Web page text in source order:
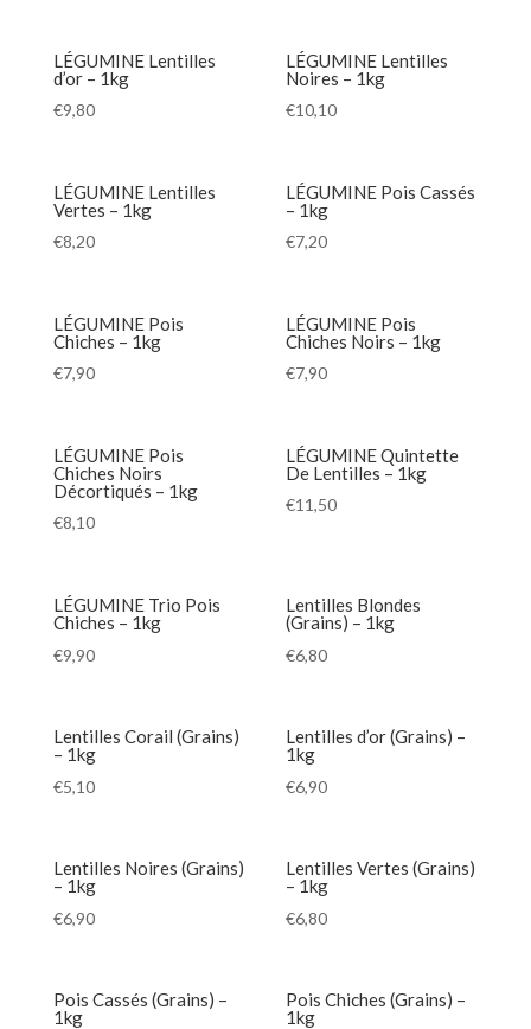
LÉGUMINE Lentilles
d’or – 1kg
€9,80
LÉGUMINE Lentilles
Noires – 1kg
€10,10
LÉGUMINE Lentilles
Vertes – 1kg
€8,20
LÉGUMINE Pois Cassés
– 1kg
€7,20
LÉGUMINE Pois
Chiches – 1kg
€7,90
LÉGUMINE Pois
Chiches Noirs – 1kg
€7,90
LÉGUMINE Pois
Chiches Noirs
Décortiqués – 1kg
€8,10
LÉGUMINE Quintette
De Lentilles – 1kg
€11,50
LÉGUMINE Trio Pois
Chiches – 1kg
€9,90
Lentilles Blondes
(Grains) – 1kg
€6,80
Lentilles Corail (Grains)
– 1kg
€5,10
Lentilles d’or (Grains) –
1kg
€6,90
Lentilles Noires (Grains)
– 1kg
€6,90
Lentilles Vertes (Grains)
– 1kg
€6,80
Pois Cassés (Grains) –
1kg
Pois Chiches (Grains) –
1kg